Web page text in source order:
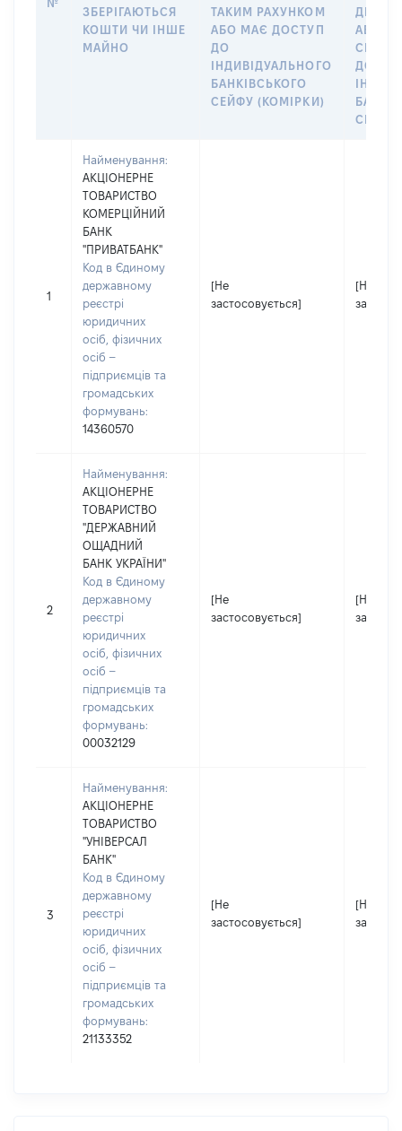
№
ЗБЕРІГАЮТЬСЯ
КОШТИ ЧИ ІНШЕ
МАЙНО
ТАКИМ РАХУНКОМ
АБО МАЄ ДОСТУП
ДО
ІНДИВІДУАЛЬНОГО
БАНКІВСЬКОГО
СЕЙФУ (КОМІРКИ)
АБО
СІМ’Ї
СЕЙФУ
1
Найменування:
АКЦІОНЕРНЕ
ТОВАРИСТВО
КОМЕРЦІЙНИЙ
БАНК
"ПРИВАТБАНК"
Код в Єдиному
державному
реєстрі
юридичних
осіб, фізичних
осіб –
підприємців та
громадських
формувань:
14360570
[Не
застосовується]
[Не
2
Найменування:
АКЦІОНЕРНЕ
ТОВАРИСТВО
"ДЕРЖАВНИЙ
ОЩАДНИЙ
БАНК УКРАЇНИ"
Код в Єдиному
державному
реєстрі
юридичних
осіб, фізичних
осіб –
підприємців та
громадських
формувань:
00032129
[Не
застосовується]
[Не
3
Найменування:
АКЦІОНЕРНЕ
ТОВАРИСТВО
"УНІВЕРСАЛ
БАНК"
Код в Єдиному
державному
реєстрі
юридичних
осіб, фізичних
осіб –
підприємців та
громадських
формувань:
21133352
[Не
застосовується]
[Не